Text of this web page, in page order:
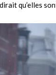
qu’elles